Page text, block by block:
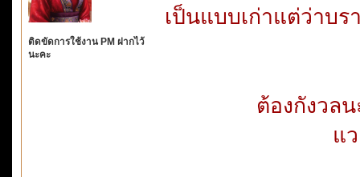
ติดขัดการใช้งาน PM ฝากไว้
นะคะ
เป็นแบบเก่าแต่ว่าบ
ต้องกังวล
แ